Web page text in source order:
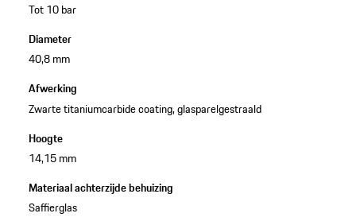
Tot 10 bar
Diameter
40,8 mm
Afwerking
Zwarte titaniumcarbide coating, glasparelgestraald
Hoogte
14,15 mm
Materiaal achterzijde behuizing
Saffierglas